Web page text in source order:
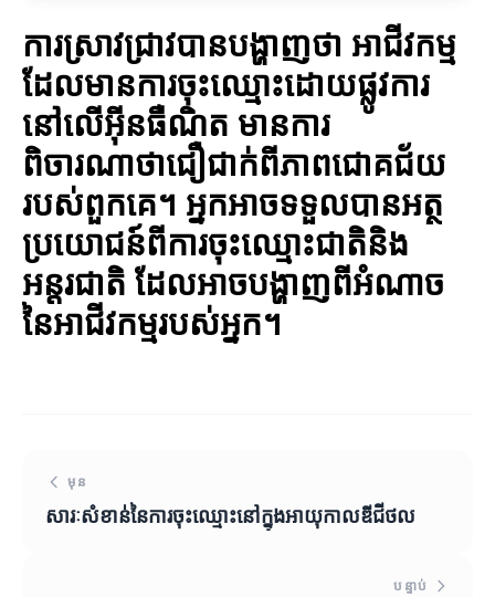
ការស្រាវជ្រាវបានបង្ហាញថា អាជីវកម្ម
ដែលមានការចុះឈ្មោះដោយផ្លូវការ
នៅលើអ៊ីនធឺណិត មានការ
ពិចារណាថាជឿជាក់ពីភាពជោគជ័យ
របស់ពួកគេ។ អ្នកអាចទទួលបានអត្ថ
ប្រយោជន៍ពីការចុះឈ្មោះជាតិនិង
អន្តរជាតិ ដែលអាចបង្ហាញពីអំណាច
នៃអាជីវកម្មរបស់អ្នក។
មុន
សារៈសំខាន់នៃការចុះឈ្មោះនៅក្នុងអាយុកាលឌីជីថល
បន្ទាប់